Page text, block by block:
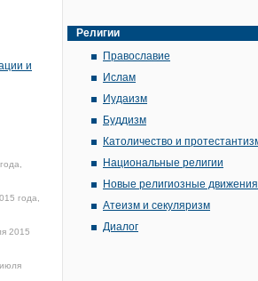
и
года,
2015
Религии
Православие
Ислам
Иудаизм
Буддизм
Католичество и
Национальные религии
Новые религиозные движения
Атеизм и секуляризм
Диалог